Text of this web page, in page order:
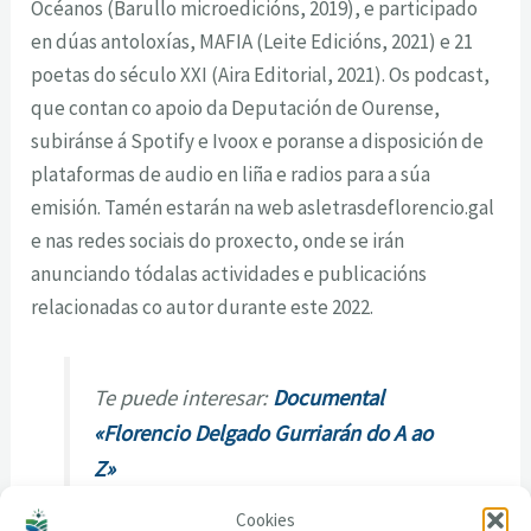
Cookies
Océanos (Barullo microedicións, 2019), e participado
en dúas antoloxías, MAFIA(Leite Edicións, 2021) e 21
poetas do século XXI (Aira Editorial, 2021). Os podcast,
que contan co apoio da Deputación de Ourense,
subiránse á Spotify e Ivoox e poranse a disposición de
plataformas de audio en liña e radios para a súa
emisión. Taménestarán na web asletrasdeflorencio.gal
e nas redes sociais do proxecto, onde se irán
anunciando tódalas actividades e publicacións
relacionadas co autor durante este 2022.
Te puede interesar:Documental
«Florencio Delgado Gurriarán do A ao
Z»